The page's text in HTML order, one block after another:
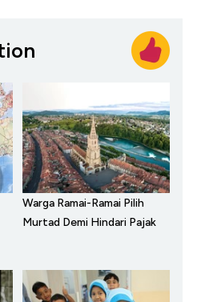
Warga Ramai-Ramai Pilih
Murtad Demi Hindari Pajak